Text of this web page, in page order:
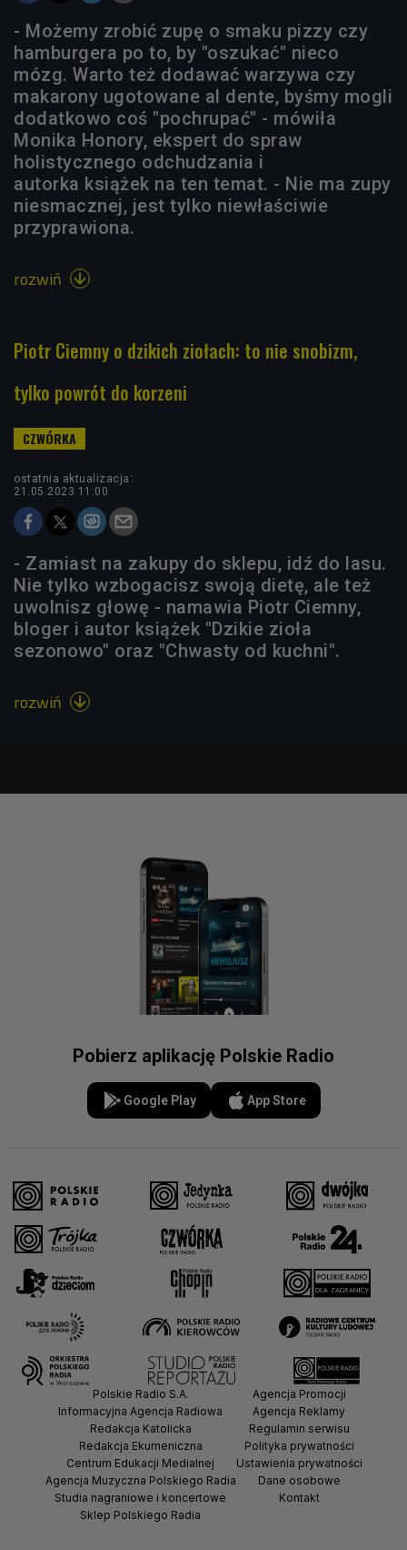
- Możemy zrobić zupę o smaku pizzy czy
hamburgera po to, by "oszukać" nieco
mózg. Warto też dodawać warzywa czy
makarony ugotowane al dente, byśmy mogli
dodatkowo coś "pochrupać" - mówiła
Monika Honory, ekspert do spraw
holistycznego odchudzania i
autorka książek na ten temat. - Nie ma zupy
niesmacznej, jest tylko niewłaściwie
przyprawiona.
rozwiń 
Piotr Ciemny o dzikich ziołach: to nie snobizm,
tylko powrót do korzeni
ostatnia aktualizacja:
21.05.2023 11:00
- Zamiast na zakupy do sklepu, idź do lasu.
Nie tylko wzbogacisz swoją dietę, ale też
uwolnisz głowę - namawia Piotr Ciemny,
bloger i autor książek "Dzikie zioła
sezonowo" oraz "Chwasty od kuchni".
rozwiń 
Pobierz aplikację Polskie Radio
Google Play App Store
Polskie Radio S.A.
Informacyjna Agencja Radiowa
Redakcja Katolicka
Redakcja Ekumeniczna
Centrum Edukacji Medialnej
Agencja Muzyczna Polskiego Radia
Studia nagraniowe i koncertowe
Sklep Polskiego Radia
Agencja Promocji
Agencja Reklamy
Regulamin serwisu
Polityka prywatności
Ustawienia prywatności
Dane osobowe
Kontakt